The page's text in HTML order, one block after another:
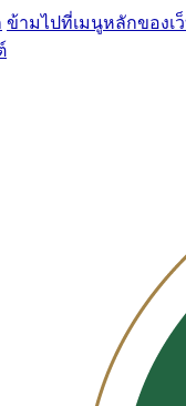
ข้ามไปที่เมนูหลักของเ